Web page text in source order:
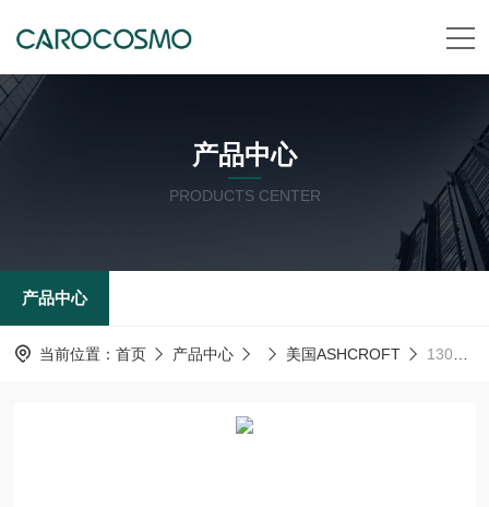
产品中心
PRODUCTS CENTER
产品中心
当前位置： 首页 产品中心 美国ASHCROFT 1305D美国ashcroft雅斯科ASHCROFT